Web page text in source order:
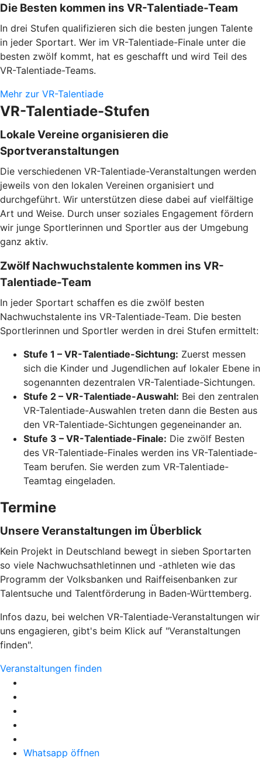
Die Besten kommen ins VR-Talentiade-Team
In drei Stufen qualifizieren sich die besten jungen Talente
in jeder Sportart. Wer im VR-Talentiade-Finale unter die
besten zwölf kommt, hat es geschafft und wird Teil des
VR-Talentiade-Teams.
Mehr zur VR-Talentiade
VR-Talentiade-Stufen
Lokale Vereine organisieren die
Sportveranstaltungen
Die verschiedenen VR-Talentiade-Veranstaltungen werden
jeweils von den lokalen Vereinen organisiert und
durchgeführt. Wir unterstützen diese dabei auf vielfältige
Art und Weise. Durch unser soziales Engagement fördern
wir junge Sportlerinnen und Sportler aus der Umgebung
ganz aktiv.
Zwölf Nachwuchstalente kommen ins VR-
Talentiade-Team
In jeder Sportart schaffen es die zwölf besten
Nachwuchstalente ins VR-Talentiade-Team. Die besten
Sportlerinnen und Sportler werden in drei Stufen ermittelt:
Stufe 1 – VR-Talentiade-Sichtung: Zuerst messen
sich die Kinder und Jugendlichen auf lokaler Ebene in
sogenannten dezentralen VR-Talentiade-Sichtungen.
Stufe 2 – VR-Talentiade-Auswahl: Bei den zentralen
VR-Talentiade-Auswahlen treten dann die Besten aus
den VR-Talentiade-Sichtungen gegeneinander an.
Stufe 3 – VR-Talentiade-Finale: Die zwölf Besten
des VR-Talentiade-Finales werden ins VR-Talentiade-
Team berufen. Sie werden zum VR-Talentiade-
Teamtag eingeladen.
Termine
Unsere Veranstaltungen im Überblick
Kein Projekt in Deutschland bewegt in sieben Sportarten
so viele Nachwuchsathletinnen und -athleten wie das
Programm der Volksbanken und Raiffeisenbanken zur
Talentsuche und Talentförderung in Baden-Württemberg.
Infos dazu, bei welchen VR-Talentiade-Veranstaltungen wir
uns engagieren, gibt's beim Klick auf "Veranstaltungen
finden".
Veranstaltungen finden
Whatsapp öffnen